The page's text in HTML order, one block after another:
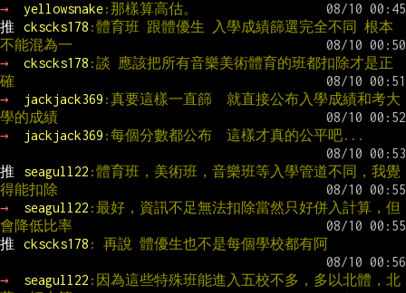
→
yellowsnake:那樣算高估。
推
ckscks178 :體育班 跟體優生 入學成績篩選完全不同 根本
不能混為一
→
ckscks178 :談 應該把所有音樂美術體育的班都扣除才是正
確
→
jackjack369 :真要這樣一直篩  就直接公布入學成績和考大
學的成績
→
jackjack369 :每個分數都公布  這樣才真的公平吧...
推 seagull22 :體育班，美術班，音樂班等入學管道不同，我覺
得能扣除
→
seagull22 :最好，資訊不足無法扣除當然只好併入計算，但
會降低比率
推
ckscks178 : 再說 體優生也不是每個學校都有阿
→ seagull22 :因為這些特殊班能進入五校不多，多以北體，北